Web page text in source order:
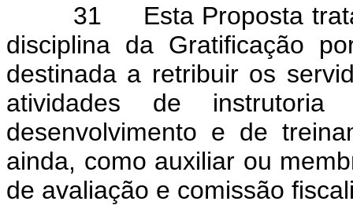
31 Esta Proposta trata,
disciplina da Gratificação
destinada a retribuir os
atividades de
desenvolvimento e de
ainda, como auxiliar ou
de avaliação e comissão